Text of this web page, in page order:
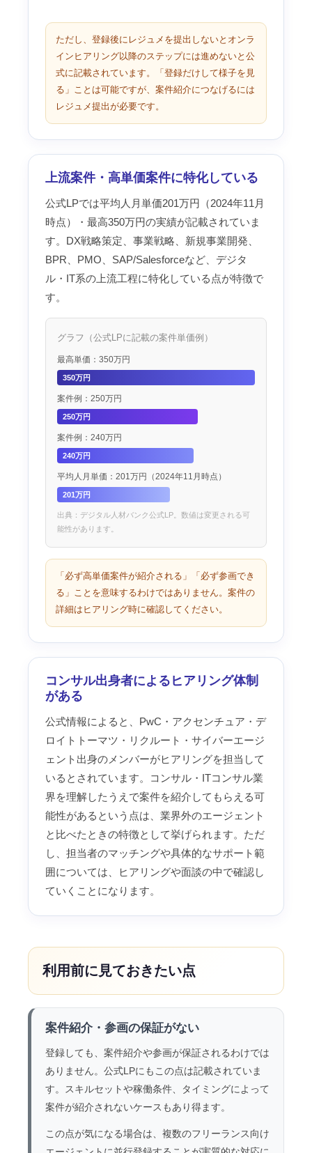
ただし、登録後にレジュメを提出しないとオンラ
インヒアリング以降のステップには進めないと公
式に記載されています。「登録だけして様子を見
る」ことは可能ですが、案件紹介につなげるには
レジュメ提出が必要です。
上流案件・高単価案件に特化している
公式LPでは平均人月単価201万円（2024年11月
時点）・最高350万円の実績が記載されていま
す。DX戦略策定、事業戦略、新規事業開発、
BPR、PMO、SAP/Salesforceなど、デジタ
ル・IT系の上流工程に特化している点が特徴で
す。
グラフ（公式LPに記載の案件単価例）
最高単価：350万円
350万円
案件例：250万円
250万円
案件例：240万円
240万円
平均人月単価：201万円（2024年11月時点）
201万円
出典：デジタル人材バンク公式LP。数値は変更される可
能性があります。
「必ず高単価案件が紹介される」「必ず参画でき
る」ことを意味するわけではありません。案件の
詳細はヒアリング時に確認してください。
コンサル出身者によるヒアリング体制
がある
公式情報によると、PwC・アクセンチュア・デ
ロイトトーマツ・リクルート・サイバーエージ
ェント出身のメンバーがヒアリングを担当して
いるとされています。コンサル・ITコンサル業
界を理解したうえで案件を紹介してもらえる可
能性があるという点は、業界外のエージェント
と比べたときの特徴として挙げられます。ただ
し、担当者のマッチングや具体的なサポート範
囲については、ヒアリングや面談の中で確認し
ていくことになります。
利用前に見ておきたい点
案件紹介・参画の保証がない
登録しても、案件紹介や参画が保証されるわけでは
ありません。公式LPにもこの点は記載されていま
す。スキルセットや稼働条件、タイミングによって
案件が紹介されないケースもあり得ます。
この点が気になる場合は、複数のフリーランス向け